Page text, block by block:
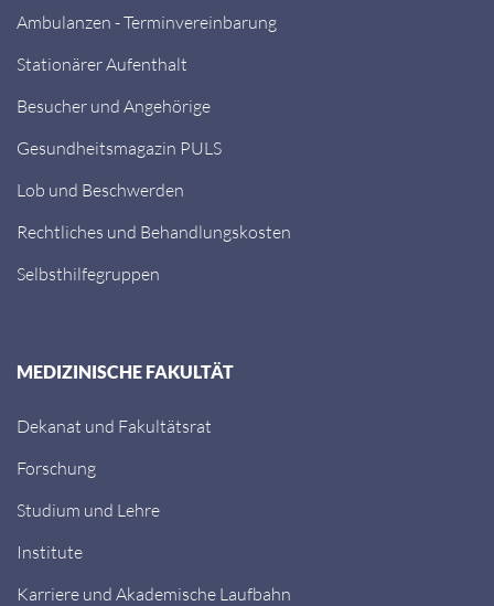
Ambulanzen - Terminvereinbarung
Stationärer Aufenthalt
Besucher und Angehörige
Gesundheitsmagazin PULS
Lob und Beschwerden
Rechtliches und Behandlungskosten
Selbsthilfegruppen
MEDIZINISCHE FAKULTÄT
Dekanat und Fakultätsrat
Forschung
Studium und Lehre
Institute
Karriere und Akademische Laufbahn